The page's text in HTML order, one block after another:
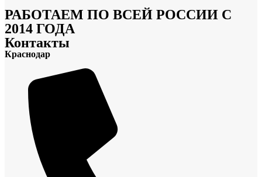
РАБОТАЕМ ПО ВСЕЙ РОССИИ С
2014 ГОДА
Контакты
Краснодар